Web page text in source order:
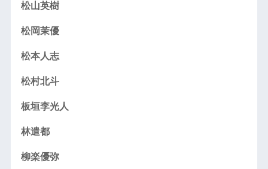
松山英樹
松岡茉優
松本人志
松村北斗
板垣李光人
林遣都
柳楽優弥